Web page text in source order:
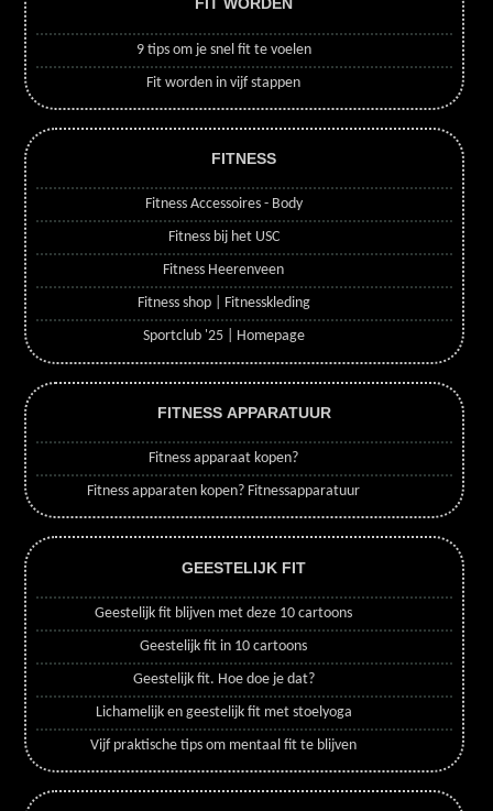
FIT WORDEN
9 tips om je snel fit te voelen
Fit worden in vijf stappen
FITNESS
Fitness Accessoires - Body
Fitness bij het USC
Fitness Heerenveen
Fitness shop | Fitnesskleding
Sportclub '25 | Homepage
FITNESS APPARATUUR
Fitness apparaat kopen?
Fitness apparaten kopen? Fitnessapparatuur
GEESTELIJK FIT
Geestelijk fit blijven met deze 10 cartoons
Geestelijk fit in 10 cartoons
Geestelijk fit. Hoe doe je dat?
Lichamelijk en geestelijk fit met stoelyoga
Vijf praktische tips om mentaal fit te blijven